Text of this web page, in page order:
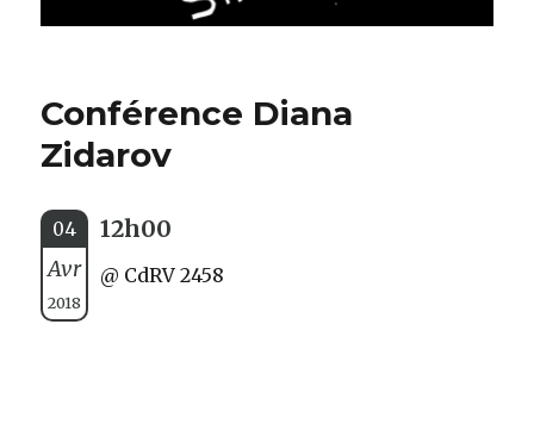
Conférence Diana
Zidarov
04
Avr
2018
12h00
@ CdRV 2458